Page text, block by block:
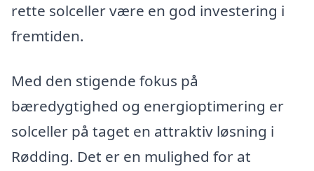
rette solceller være en god investering i
fremtiden.
Med den stigende fokus på
bæredygtighed og energioptimering er
solceller på taget en attraktiv løsning i
Rødding. Det er en mulighed for at